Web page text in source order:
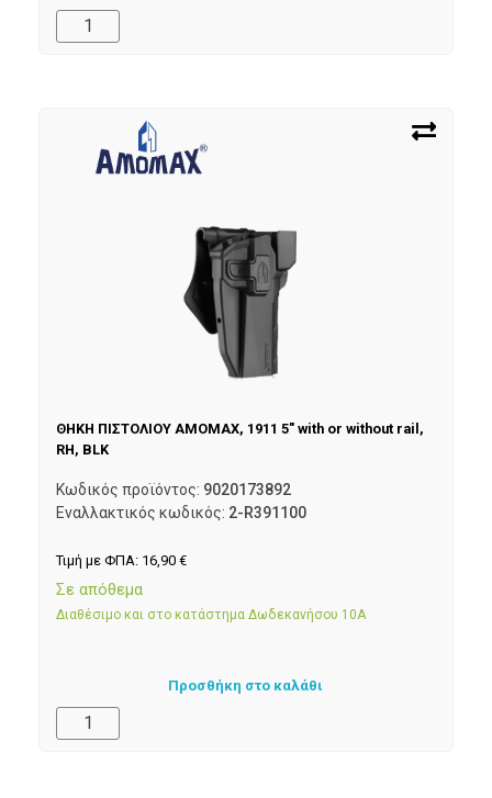
ΘΗΚΗ ΠΙΣΤΟΛΙΟΥ AMOMAX, 1911 5″ with or without rail,
RH, BLK
Κωδικός προϊόντος: 9020173892
Εναλλακτικός κωδικός: 2-R391100
Τιμή με ΦΠΑ: 16,90 €
Σε απόθεμα
Διαθέσιμο και στο κατάστημα Δωδεκανήσου 10Α
Προσθήκη στο καλάθι